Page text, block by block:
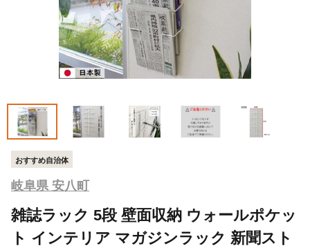
おすすめ自治体
岐阜県 安八町
雑誌ラック 5段 壁面収納 ウォールポケッ
ト インテリア マガジンラック 新聞スト